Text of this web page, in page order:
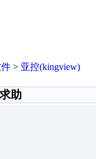
> 亚控(kingview)
助